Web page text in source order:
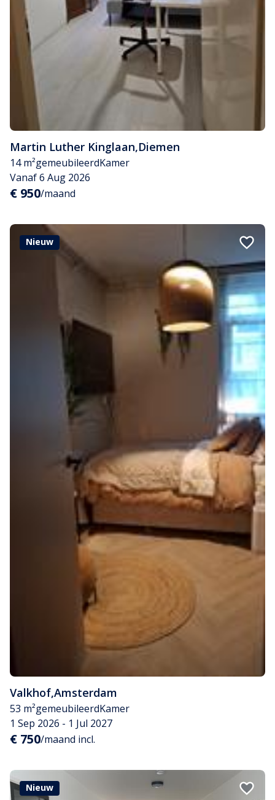
Martin Luther Kinglaan,Diemen
14 m²gemeubileerdKamer
Vanaf 6 Aug 2026
€ 950/maand
Nieuw
Valkhof,Amsterdam
53 m²gemeubileerdKamer
1 Sep 2026 - 1 Jul 2027
€ 750/maand incl.
Nieuw